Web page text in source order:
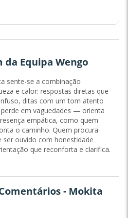
da Equipa Wengo
sente-se a combinação
e calor: respostas diretas que
ditas com um tom atento
perde em vaguedades — orienta
empática, como quem
o caminho. Quem procura
ser ouvido com honestidade
que reconforta e clarifica.
- Mokita